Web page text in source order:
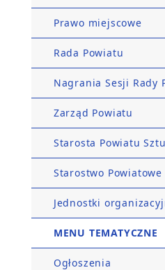
Prawo miejscowe
Rada Powiatu
Nagrania Sesji Rady
Zarząd Powiatu
Starosta Powiatu
Starostwo Powiatowe
Jednostki
MENU TEMATYCZNE
Ogłoszenia